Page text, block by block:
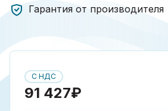
Гарантия от производителя
С НДС
91 427₽